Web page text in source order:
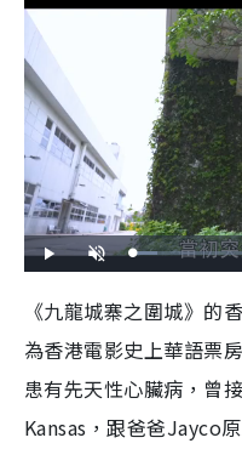
P
l
U
n
t
e
L
o
e
d
8
.
8
%
《九龍城寨之圍城》的
為香港電影史上華語票
患有先天性心臟病，曾
Kansas，跟爸爸Jayco